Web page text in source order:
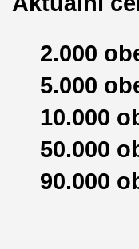
2.000
5.000
10.000
50.000
90.000